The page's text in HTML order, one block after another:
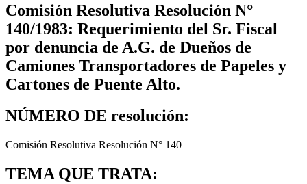
Comisión Resolutiva Resolución N°
140/1983: Requerimiento del Sr. Fiscal
por denuncia de A.G. de Dueños de
Camiones Transportadores de Papeles y
Cartones de Puente Alto.
NÚMERO DE resolución:
Comisión Resolutiva Resolución N° 140
TEMA QUE TRATA: